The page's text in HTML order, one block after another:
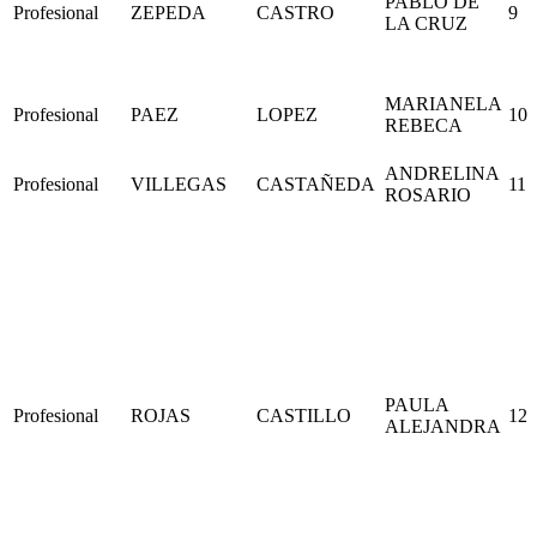
Profesional ZEPEDA CASTRO
LA CRUZ
9
Profesional PAEZ LOPEZ
MARIANELA
REBECA
10
Profesional VILLEGAS CASTAÑEDA
ANDRELINA
ROSARIO
11
Profesional ROJAS CASTILLO
PAULA
ALEJANDRA
12